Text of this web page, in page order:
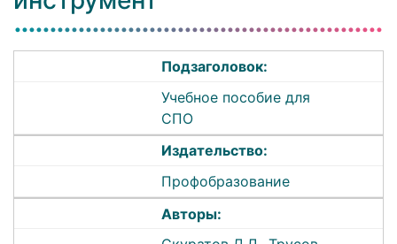
Подзаголовок:
Учебное пособие для
СПО
Издательство:
Профобразование
Авторы: